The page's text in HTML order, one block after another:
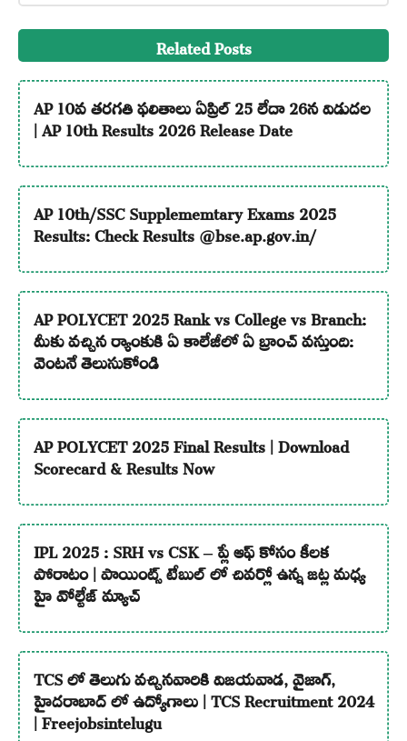
Related Posts
AP 10వ తరగతి ఫలితాలు ఏప్రిల్ 25 లేదా 26న విడుదల
| AP 10th Results 2026 Release Date
AP 10th/SSC Supplememtary Exams 2025
Results: Check Results @bse.ap.gov.in/
AP POLYCET 2025 Rank vs College vs Branch:
మీకు వచ్చిన ర్యాంకుకి ఏ కాలేజీలో ఏ బ్రాంచ్ వస్తుంది:
వెంటనే తెలుసుకోండి
AP POLYCET 2025 Final Results | Download
Scorecard & Results Now
IPL 2025 : SRH vs CSK – ప్లే ఆఫ్ కోసం కీలక
పోరాటం | పాయింట్స్ టేబుల్ లో చివర్లో ఉన్న జట్ల మధ్య
హై వోల్టేజ్ మ్యాచ్
TCS లో తెలుగు వచ్చినవారికి విజయవాడ, వైజాగ్,
హైదరాబాద్ లో ఉద్యోగాలు | TCS Recruitment 2024
| Freejobsintelugu